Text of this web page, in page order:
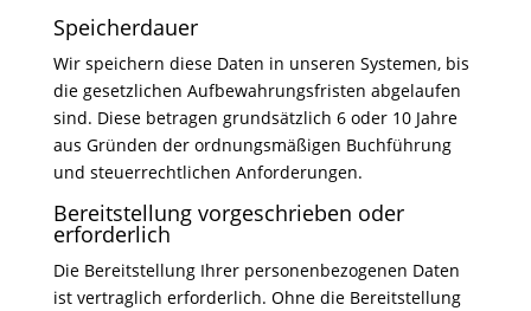
Speicherdauer
Wir speichern diese Daten in unseren Systemen, bis
die gesetzlichen Aufbewahrungsfristen abgelaufen
sind. Diese betragen grundsätzlich 6 oder 10 Jahre
aus Gründen der ordnungsmäßigen Buchführung
und steuerrechtlichen Anforderungen.
Bereitstellung vorgeschrieben oder
erforderlich
Die Bereitstellung Ihrer personenbezogenen Daten
ist vertraglich erforderlich. Ohne die Bereitstellung